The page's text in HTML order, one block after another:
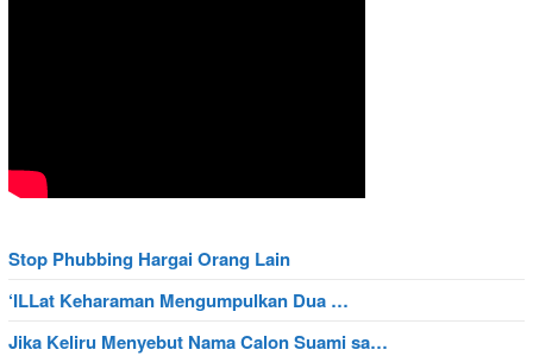
Stop Phubbing Hargai Orang Lain
‘ILLat Keharaman Mengumpulkan Dua …
Jika Keliru Menyebut Nama Calon Suami sa…